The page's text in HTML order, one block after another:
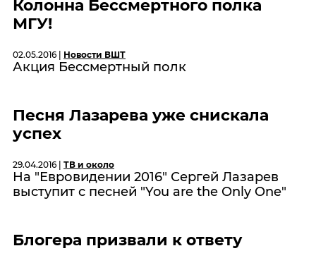
Колонна Бессмертного полка
МГУ!
02.05.2016 | Новости ВШТ
Акция Бессмертный полк
Песня Лазарева уже снискала
успех
29.04.2016 | ТВ и около
На "Евровидении 2016" Сергей Лазарев
выступит с песней "You аre the Only One"
Блогера призвали к ответу